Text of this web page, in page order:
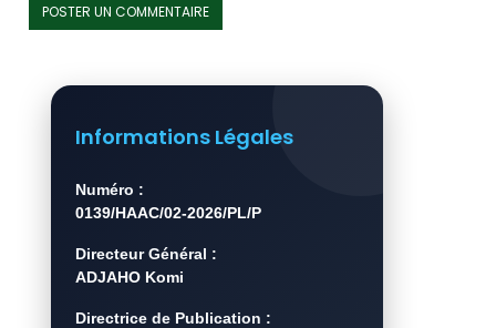
Informations Légales
Numéro :
0139/HAAC/02-2026/PL/P
Directeur Général :
ADJAHO Komi
Directrice de Publication :